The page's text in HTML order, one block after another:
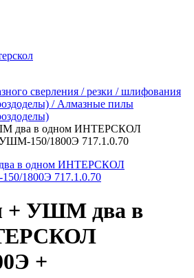
сверления / резки / шлифования
/ Алмазные пилы
два в одном ИНТЕРСКОЛ
150/1800Э 717.1.0.70
+ УШМ два в
+